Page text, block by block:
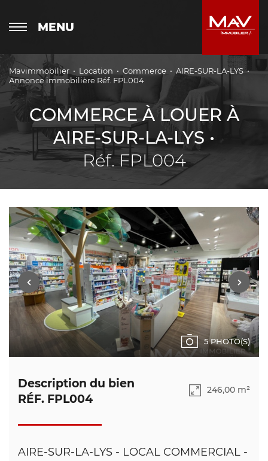
MENU
Mavimmobilier Location Commerce
AIRE-SUR-LA-LYS
Annonce immobilière Réf. FPL004
COMMERCE À LOUER À
AIRE-SUR-LA-LYS •
Réf. FPL004
5 PHOTO(S)
Description du bien
RÉF. FPL004
246,00 m²
AIRE-SUR-LA-LYS - LOCAL COMMERCIAL -